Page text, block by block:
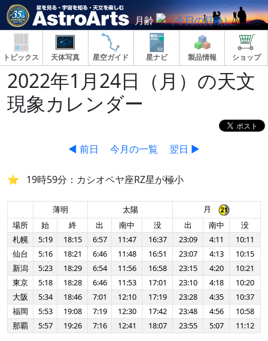
月齢
トピックス 天体写真 星空ガイド 星ナビ 製品情報 ショップ
2022年1月24日（月）の天文
現象カレンダー
◀ 前日 今月の一覧 翌日 ▶
19時59分：カシオペヤ座RZ星が極小
薄明 太陽
月
場所
始 終 出 南中 没 出 南中
没
札幌
5:19 18:15 6:57 11:47 16:37 23:09 4:11
10:11
仙台
5:16 18:21 6:46 11:48 16:51 23:07 4:13
10:15
新潟
5:23 18:29 6:54 11:56 16:58 23:15 4:20
10:21
東京
5:18 18:28 6:46 11:53 17:01 23:10 4:18
10:20
大阪
5:34 18:46 7:01 12:10 17:19 23:28 4:35
10:37
福岡
5:53 19:08 7:19 12:30 17:42 23:48 4:56
10:58
那覇
5:57 19:26 7:16 12:41 18:07 23:55 5:07 11:12